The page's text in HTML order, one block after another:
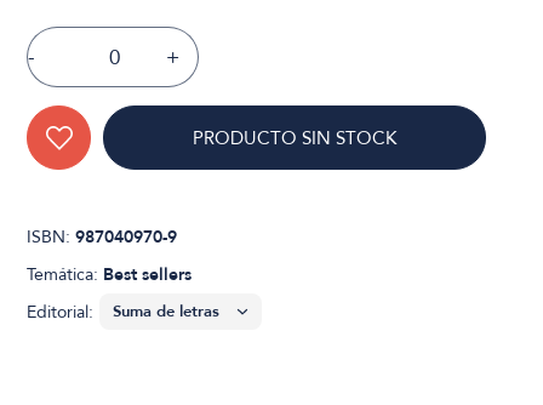
- +
PRODUCTO SIN STOCK
ISBN:987040970-9
Temática: Best sellers
Editorial: